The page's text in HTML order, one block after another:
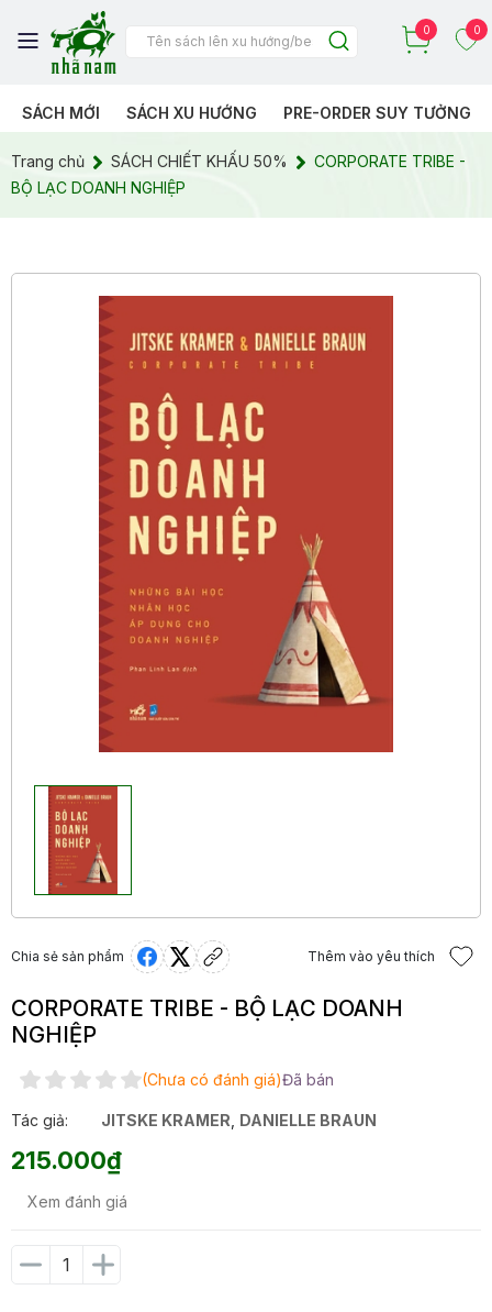
0 0
SÁCH MỚI SÁCH XU HƯỚNG PRE-ORDER SUY TƯỞNG
Trang chủ SÁCH CHIẾT KHẤU 50%
CORPORATE TRIBE -
BỘ LẠC DOANH NGHIỆP
Chia sẻ sản phẩm Thêm vào yêu thích
CORPORATE TRIBE - BỘ LẠC DOANH
NGHIỆP
(Chưa có đánh giá)Đã bán
Tác giả: JITSKE KRAMER DANIELLE BRAUN
215.000₫
Xem đánh giá